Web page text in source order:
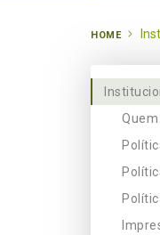
HOME